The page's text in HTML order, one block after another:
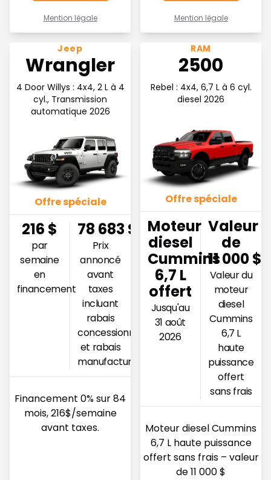
Mention légale Mention légale
Voir l'offre 216$ par semaine en financement
Jeep
Wrangler
4 Door Willys : 4x4, 2 L à 4
cyl., Transmission
automatique 2026
Offre spéciale
216 $
par
semaine
en
financement
78 683$
Prix
annoncé
avant
taxes
incluant
rabais
concessionnaire
et rabais
manufacturier
Financement 0% sur 84
mois, 216$/semaine
avant taxes.
Voir l'offre Moteur diesel
RAM
2500
Rebel : 4x4, 6,7 L à 6 cyl.
diesel 2026
Offre spéciale
Moteur
diesel
Cummins
6,7 L
offert
Jusqu'au
31 août
2026
Valeur
de
11 000 $
Valeur du
moteur
diesel
Cummins
6,7 L
haute
puissance
offert
sans frais
Moteur diesel Cummins
6,7 L haute puissance
offert sans frais – valeur
de 11 000 $